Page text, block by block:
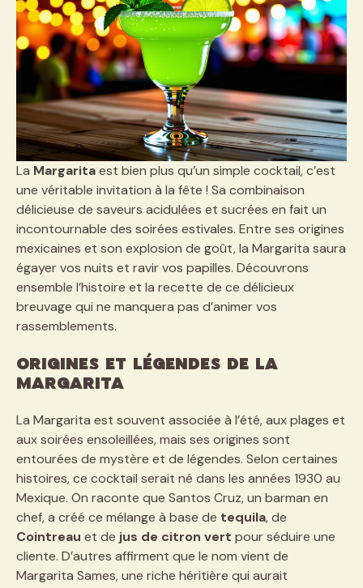
La Margaritaest bien plus qu’un simple cocktail, c’est
une véritable invitation à la fête ! Sa combinaison
délicieuse de saveurs acidulées et sucrées en fait un
incontournable des soirées estivales. Entre ses origines
mexicaines et son explosion de goût, la Margarita saura
égayer vos nuits et ravir vos papilles. Découvrons
ensemble l’histoire et la recette de ce délicieux
breuvage qui ne manquera pas d’animer vos
rassemblements.
Origines et légendes de la
Margarita
La Margarita est souvent associée à l’été, aux plages et
aux soirées ensoleillées, mais ses origines sont
entourées de mystère et de légendes. Selon certaines
histoires, ce cocktail serait né dans les années 1930 au
Mexique. On raconte que Santos Cruz, un barman en
chef, a créé ce mélange à base de tequila, de
Cointreau et de jus de citron vert pour séduire une
cliente. D’autres affirment que le nom vient de
Margarita Sames, une riche héritière qui aurait